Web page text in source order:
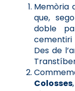
Memòria
que,
doble
cementiri
Des de
Colosses